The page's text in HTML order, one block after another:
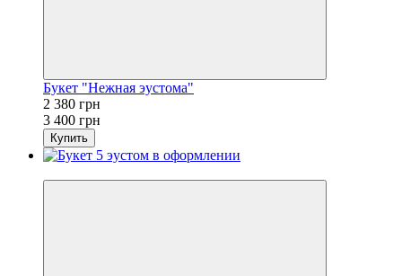
Букет "Нежная эустома"
2 380 грн
3 400 грн
Купить